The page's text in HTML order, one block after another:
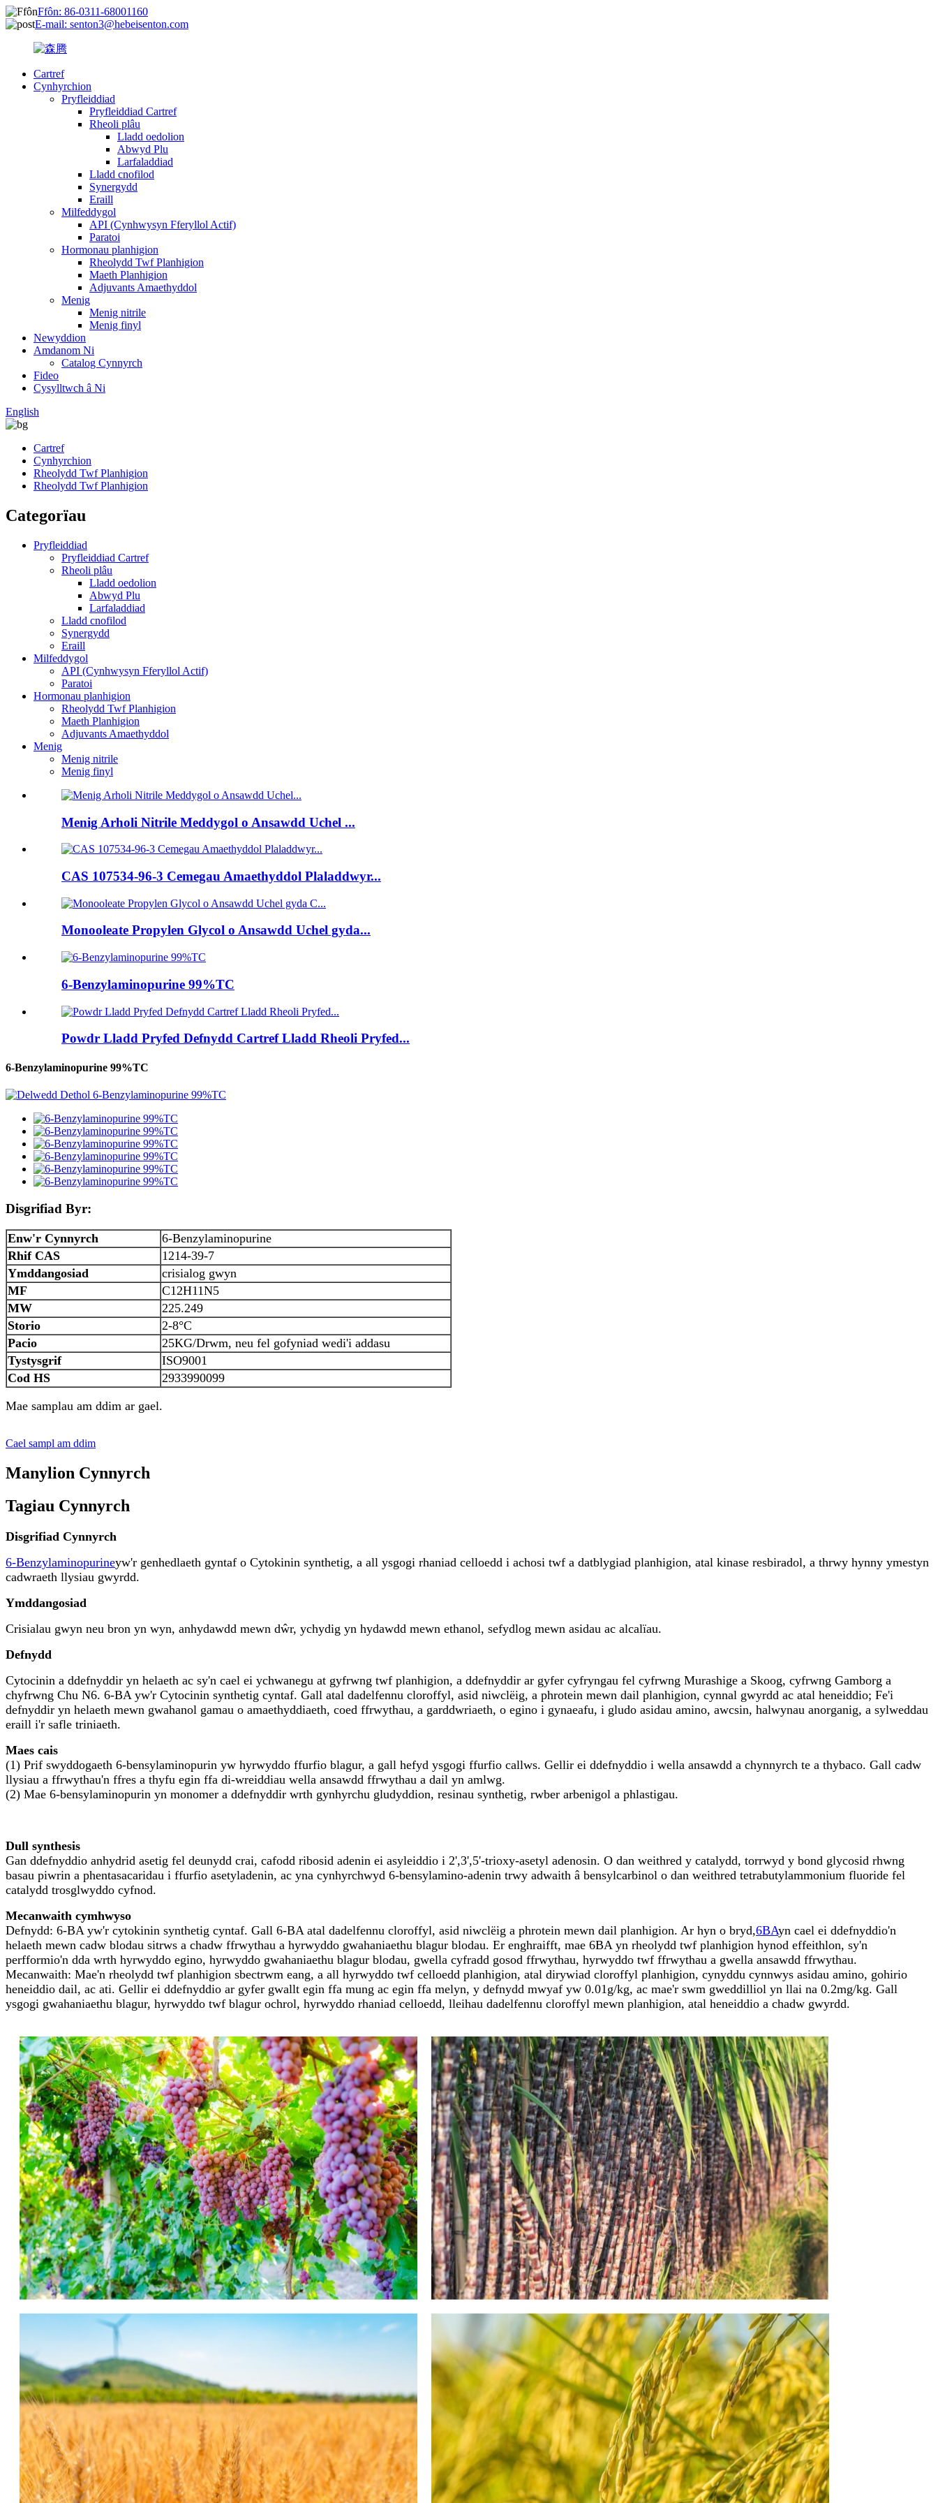
Ffôn: 86-0311-68001160
E-mail: senton3@hebeisenton.com
Cartref
Cynhyrchion
Pryfleiddiad
Pryfleiddiad Cartref
Rheoli plâu
Lladd oedolion
Abwyd Plu
Larfaladdiad
Lladd cnofilod
Synergydd
Eraill
Milfeddygol
API (Cynhwysyn Fferyllol Actif)
Paratoi
Hormonau planhigion
Rheolydd Twf Planhigion
Maeth Planhigion
Adjuvants Amaethyddol
Menig
Menig nitrile
Menig finyl
Newyddion
Amdanom Ni
Catalog Cynnyrch
Fideo
Cysylltwch â Ni
English
Cartref
Cynhyrchion
Rheolydd Twf Planhigion
Rheolydd Twf Planhigion
Categorïau
Pryfleiddiad
Pryfleiddiad Cartref
Rheoli plâu
Lladd oedolion
Abwyd Plu
Larfaladdiad
Lladd cnofilod
Synergydd
Eraill
Milfeddygol
API (Cynhwysyn Fferyllol Actif)
Paratoi
Hormonau planhigion
Rheolydd Twf Planhigion
Maeth Planhigion
Adjuvants Amaethyddol
Menig
Menig nitrile
Menig finyl
Menig Arholi Nitrile Meddygol o Ansawdd Uchel ...
CAS 107534-96-3 Cemegau Amaethyddol Plaladdwyr...
Monooleate Propylen Glycol o Ansawdd Uchel gyda...
6-Benzylaminopurine 99%TC
Powdr Lladd Pryfed Defnydd Cartref Lladd Rheoli Pryfed...
6-Benzylaminopurine 99%TC
Disgrifiad Byr:
Enw'r Cynnyrch
6-Benzylaminopurine
Rhif CAS
1214-39-7
Ymddangosiad
crisialog gwyn
MF
C12H11N5
MW
225.249
Storio
2-8°C
Pacio
25KG/Drwm, neu fel gofyniad wedi'i addasu
Tystysgrif
ISO9001
Cod HS
2933990099
Mae samplau am ddim ar gael.
Cael sampl am ddim
Manylion Cynnyrch
Tagiau Cynnyrch
Disgrifiad Cynnyrch
6-Benzylaminopurineyw'r genhedlaeth gyntaf o Cytokinin synthetig, a all ysgogi rhaniad celloedd i achosi twf a datblygiad planhigion, atal kinase resbiradol, a thrwy hynny ymestyn
cadwraeth llysiau gwyrdd.
Ymddangosiad
Crisialau gwyn neu bron yn wyn, anhydawdd mewn dŵr, ychydig yn hydawdd mewn ethanol, sefydlog mewn asidau ac alcalïau.
Defnydd
Cytocinin a ddefnyddir yn helaeth ac sy'n cael ei ychwanegu at gyfrwng twf planhigion, a ddefnyddir ar gyfer cyfryngau fel cyfrwng Murashige a Skoog, cyfrwng Gamborg a
chyfrwng Chu N6. 6-BA yw'r Cytocinin synthetig cyntaf. Gall atal dadelfennu cloroffyl, asid niwclëig, a phrotein mewn dail planhigion, cynnal gwyrdd ac atal heneiddio; Fe'i
defnyddir yn helaeth mewn gwahanol gamau o amaethyddiaeth, coed ffrwythau, a garddwriaeth, o egino i gynaeafu, i gludo asidau amino, awcsin, halwynau anorganig, a sylweddau
eraill i'r safle triniaeth.
Maes cais
(1) Prif swyddogaeth 6-bensylaminopurin yw hyrwyddo ffurfio blagur, a gall hefyd ysgogi ffurfio callws. Gellir ei ddefnyddio i wella ansawdd a chynnyrch te a thybaco. Gall cadw
llysiau a ffrwythau'n ffres a thyfu egin ffa di-wreiddiau wella ansawdd ffrwythau a dail yn amlwg.
(2) Mae 6-bensylaminopurin yn monomer a ddefnyddir wrth gynhyrchu gludyddion, resinau synthetig, rwber arbenigol a phlastigau.
Dull synthesis
Gan ddefnyddio anhydrid asetig fel deunydd crai, cafodd ribosid adenin ei asyleiddio i 2',3',5'-trioxy-asetyl adenosin. O dan weithred y catalydd, torrwyd y bond glycosid rhwng
basau piwrin a phentasacaridau i ffurfio asetyladenin, ac yna cynhyrchwyd 6-bensylamino-adenin trwy adwaith â bensylcarbinol o dan weithred tetrabutylammonium fluoride fel
catalydd trosglwyddo cyfnod.
Mecanwaith cymhwyso
Defnydd: 6-BA yw'r cytokinin synthetig cyntaf. Gall 6-BA atal dadelfennu cloroffyl, asid niwclëig a phrotein mewn dail planhigion. Ar hyn o bryd,6BAyn cael ei ddefnyddio'n
helaeth mewn cadw blodau sitrws a chadw ffrwythau a hyrwyddo gwahaniaethu blagur blodau. Er enghraifft, mae 6BA yn rheolydd twf planhigion hynod effeithlon, sy'n
perfformio'n dda wrth hyrwyddo egino, hyrwyddo gwahaniaethu blagur blodau, gwella cyfradd gosod ffrwythau, hyrwyddo twf ffrwythau a gwella ansawdd ffrwythau.
Mecanwaith: Mae'n rheolydd twf planhigion sbectrwm eang, a all hyrwyddo twf celloedd planhigion, atal dirywiad cloroffyl planhigion, cynyddu cynnwys asidau amino, gohirio
heneiddio dail, ac ati. Gellir ei ddefnyddio ar gyfer gwallt egin ffa mung ac egin ffa melyn, y defnydd mwyaf yw 0.01g/kg, ac mae'r swm gweddilliol yn llai na 0.2mg/kg. Gall
ysgogi gwahaniaethu blagur, hyrwyddo twf blagur ochrol, hyrwyddo rhaniad celloedd, lleihau dadelfennu cloroffyl mewn planhigion, atal heneiddio a chadw gwyrdd.